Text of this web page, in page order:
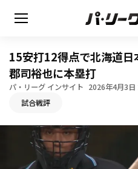
HOME
動画
15安打12得点で北海道
郡司裕也に本塁打
パ・リーグ インサイト 2026年4月3日
試合戦評